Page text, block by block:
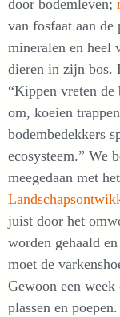
door bodemleven;
van fosfaat aan de
mineralen en heel
dieren in zijn bos.
“Kippen vreten de
om, koeien
bodembedekkers
ecosysteem.” We
meegedaan met
juist door het
worden gehaald
moet de
Gewoon een
plassen en